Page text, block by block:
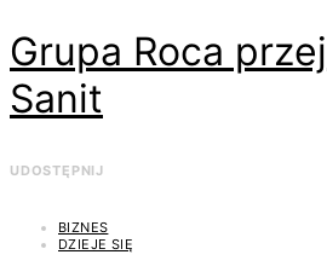
Grupa Roca
Sanit
UDOSTĘPNIJ
BIZNES
DZIEJE SIĘ